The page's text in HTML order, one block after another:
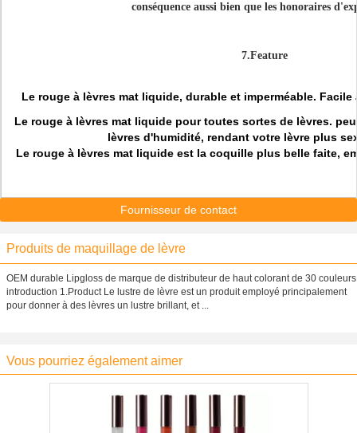
conséquence aussi bien que les honoraires
7.Feature
Le rouge à lèvres mat liquide, durable et imperméable. Facile
Le rouge à lèvres mat liquide pour toutes sortes de lèvres.
lèvres d'humidité, rendant votre lèvre plus
Le rouge à lèvres mat liquide est la coquille plus belle faite,
Fournisseur de contact
Produits de maquillage de lèvre
OEM durable Lipgloss de marque de distributeur de haut colorant de 30 couleurs
introduction 1.Product Le lustre de lèvre est un produit employé principalement
pour donner à des lèvres un lustre brillant, et ...
Vous pourriez également aimer